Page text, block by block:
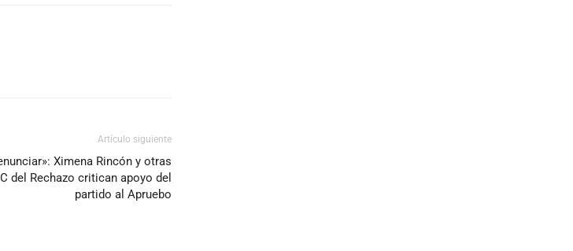
Artículo siguiente
Ximena Rincón y otras
del Rechazo critican apoyo del
partido al Apruebo